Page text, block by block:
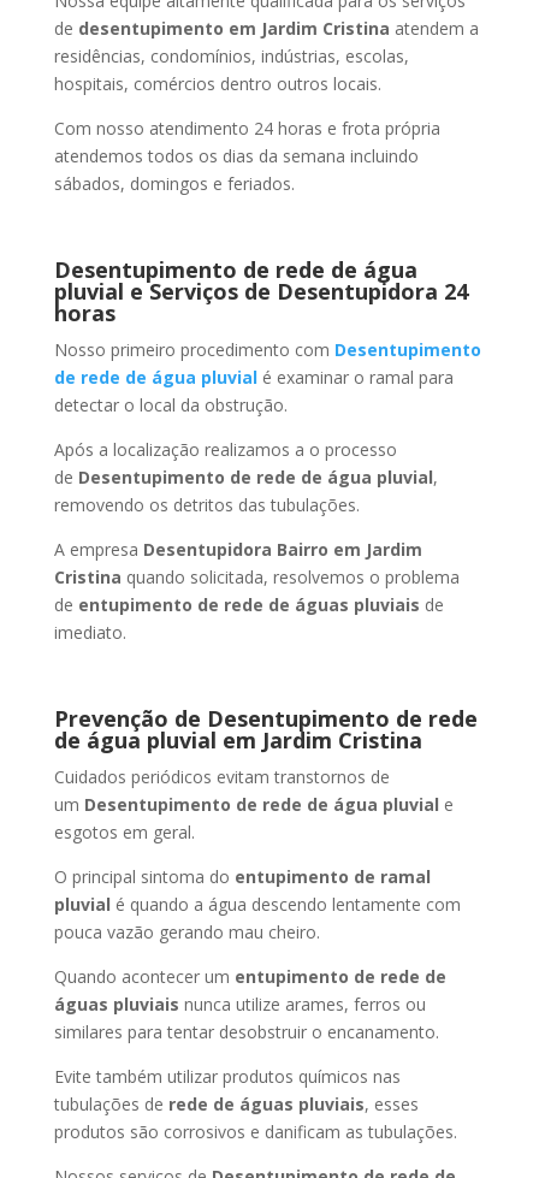
de desentupimento em Jardim Cristina atendem a
residências, condomínios, indústrias, escolas,
hospitais, comércios dentro outros locais.
Com nosso atendimento 24 horas e frota própria
atendemos todos os dias da semana incluindo
sábados, domingos e feriados.
Desentupimento de rede de água
pluvial e Serviços de Desentupidora 24
horas
Nosso primeiro procedimento com Desentupimento
de rede de água pluvialé examinar o ramal para
detectar o local da obstrução.
Após a localização realizamos a o processo
de Desentupimento de rede de água pluvial,
removendo os detritos das tubulações.
A empresa Desentupidora Bairro em Jardim
Cristina quando solicitada, resolvemos o problema
de entupimento de rede de águas pluviais de
imediato.
Prevenção de Desentupimento de rede
de água pluvial em Jardim Cristina
Cuidados periódicos evitam transtornos de
um Desentupimento de rede de água pluvial e
esgotos em geral.
O principal sintoma do entupimento de ramal
pluvial é quando a água descendo lentamente com
pouca vazão gerando mau cheiro.
Quando acontecer um entupimento de rede de
águas pluviais nunca utilize arames, ferros ou
similares para tentar desobstruir o encanamento.
Evite também utilizar produtos químicos nas
tubulações de rede de águas pluviais, esses
produtos são corrosivos e danificam as tubulações.